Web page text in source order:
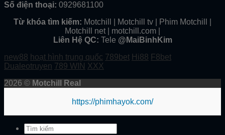
Số điện thoại: 0929681100
Từ khóa tìm kiếm: Motchill | Motchill tv | Phim Motchill |
Motchill net | motchill.com |
Liên Hệ QC: Tele @MaiBinhKim
new88 hoạt hình trung quốc 789bet Hi88 F8bet
Dualeotruyen 789 WIN XXX
2026 © Motchill Real
https://phimhayok.com/